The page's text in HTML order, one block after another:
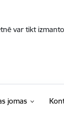
var tikt
jomas